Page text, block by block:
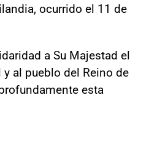
ocurrido el 11 de
a Su Majestad el
y al pueblo del Reino de
esta